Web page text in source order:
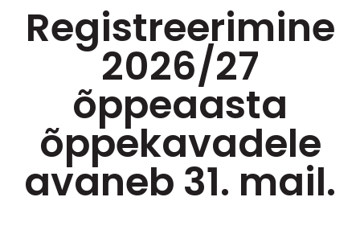
Registreerimine
2026/27
õppeaasta
õppekavadele
avaneb 31. mail.